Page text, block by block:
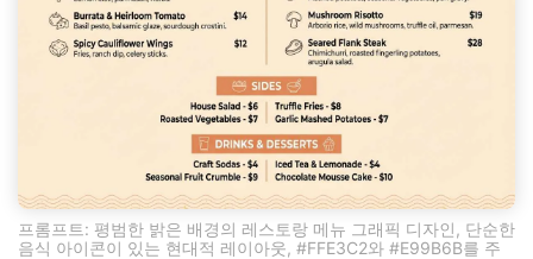
프롬프트: 평범한 밝은 배경의 레스토랑 메뉴 그래픽 디자인, 단순한
음식 아이콘이 있는 현대적 레이아웃, #FFE3C2와 #E99B6B를 주